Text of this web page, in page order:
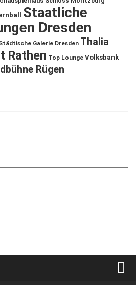
Staatliche
Dresden
Galerie Dresden Thalia
Rathen Top Lounge Volksbank
Rügen